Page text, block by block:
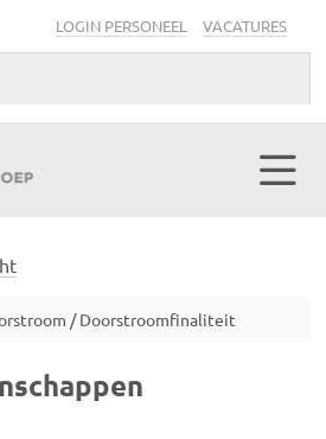
LOGIN PERSONEEL VACATURES
/ Doorstroomfinaliteit